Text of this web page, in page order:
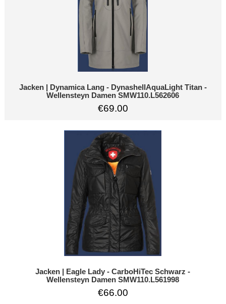
Jacken | Dynamica Lang - DynashellAquaLight Titan -
Wellensteyn Damen SMW110.L562606
€69.00
Jacken | Eagle Lady - CarboHiTec Schwarz -
Wellensteyn Damen SMW110.L561998
€66.00